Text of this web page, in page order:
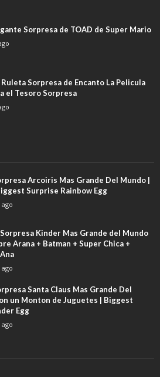
Sorpresa de TOAD de Super Mario
Sorpresa de Encanto La Pelicula
el Tesoro Sorpresa
Arcoiris Mas Grande Del Mundo |
Surprise Rainbow Egg
ago
Kinder Mas Grande del Mundo
Arana + Batman + Super Chica +
ago
Santa Claus Mas Grande Del
un Monton de Juguetes | Biggest
Egg
ago